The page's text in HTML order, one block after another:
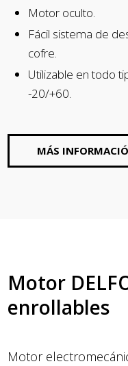
Motor oculto.
Fácil sistema de
cofre.
Utilizable en todo
-20/+60.
MÁS
Motor
enrollables
Motor